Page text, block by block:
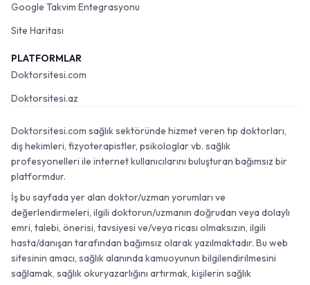
Google Takvim Entegrasyonu
Site Haritası
PLATFORMLAR
Doktorsitesi.com
Doktorsitesi.az
Doktorsitesi.com sağlık sektöründe hizmet veren tıp doktorları,
diş hekimleri, fizyoterapistler, psikologlar vb. sağlık
profesyonelleri ile internet kullanıcılarını buluşturan bağımsız bir
platformdur.
İş bu sayfada yer alan doktor/uzman yorumları ve
değerlendirmeleri, ilgili doktorun/uzmanın doğrudan veya dolaylı
emri, talebi, önerisi, tavsiyesi ve/veya ricası olmaksızın, ilgili
hasta/danışan tarafından bağımsız olarak yazılmaktadır. Bu web
sitesinin amacı, sağlık alanında kamuoyunun bilgilendirilmesini
sağlamak, sağlık okuryazarlığını artırmak, kişilerin sağlık